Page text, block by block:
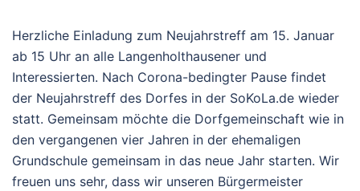
Herzliche Einladung zum Neujahrstreff am 15. Januar
ab 15 Uhr an alle Langenholthausener und
Interessierten. Nach Corona-bedingter Pause findet
der Neujahrstreff des Dorfes in der SoKoLa.de wieder
statt. Gemeinsam möchte die Dorfgemeinschaft wie in
den vergangenen vier Jahren in der ehemaligen
Grundschule gemeinsam in das neue Jahr starten. Wir
freuen uns sehr, dass wir unseren Bürgermeister